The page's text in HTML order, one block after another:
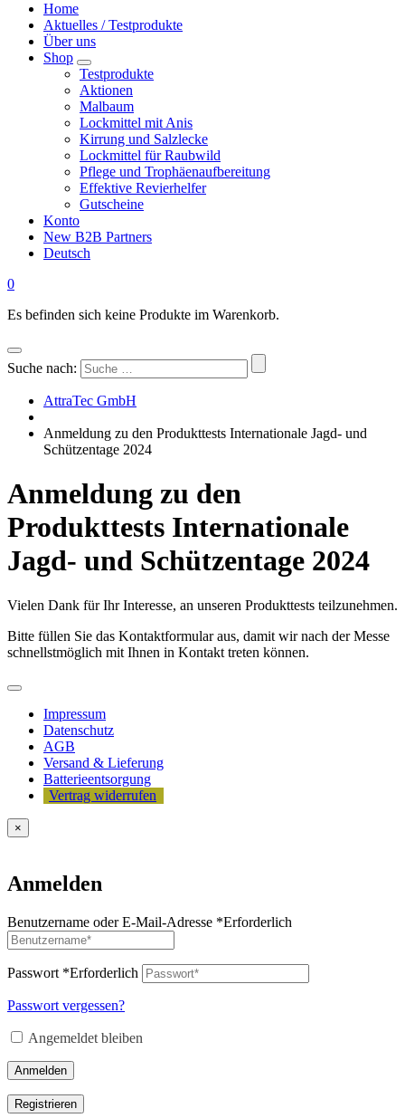
Home
Aktuelles / Testprodukte
Über uns
Shop
Testprodukte
Aktionen
Malbaum
Lockmittel mit Anis
Kirrung und Salzlecke
Lockmittel für Raubwild
Pflege und Trophäenaufbereitung
Effektive Revierhelfer
Gutscheine
Konto
New B2B Partners
Deutsch
0
Es befinden sich keine Produkte im Warenkorb.
Suche nach:
AttraTec GmbH
Anmeldung zu den Produkttests Internationale Jagd- und
Schützentage 2024
Anmeldung zu den
Produkttests Internationale
Jagd- und Schützentage 2024
Vielen Dank für Ihr Interesse, an unseren Produkttests teilzunehmen.
Bitte füllen Sie das Kontaktformular aus, damit wir nach der Messe
schnellstmöglich mit Ihnen in Kontakt treten können.
Impressum
Datenschutz
AGB
Versand & Lieferung
Batterieentsorgung
Vertrag widerrufen
×
Anmelden
Benutzername oder E-Mail-Adresse *Erforderlich
Passwort *Erforderlich
Passwort vergessen?
Angemeldet bleiben
Anmelden
Registrieren